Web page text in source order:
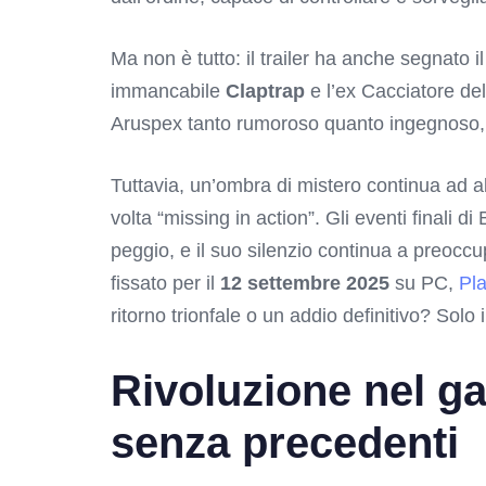
Ma non è tutto: il trailer ha anche segnato
immancabile Claptrap e l’ex Cacciatore
Aruspex tanto rumoroso quanto
Tuttavia, un’ombra di mistero continua
volta “missing in action”. Gli eventi finali
peggio, e il suo silenzio continua a
fissato per il 12 settembre 2025 su PC,
ritorno trionfale o un addio definitivo? Solo
Rivoluzione nel
senza precedenti